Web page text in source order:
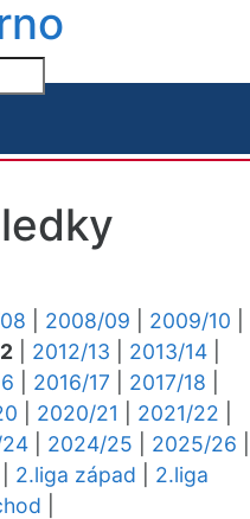
2008/09 2009/10
2012/13 2013/14
2016/17 2017/18
2020/21 2021/22
2024/25 2025/26
2.liga západ
2.liga